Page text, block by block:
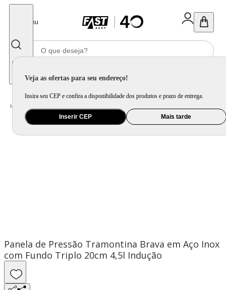
Menu
Veja as ofertas para seu endereço!
Insira seu CEP e confira a disponibilidade dos produtos e prazo de entrega.
Inserir CEP Mais tarde
Home
Panela de Pressão Tramontina Brava em Aço Inox
com Fundo Triplo 20cm 4,5l Indução